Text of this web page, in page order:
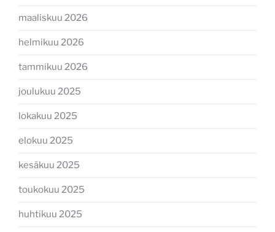
maaliskuu 2026
helmikuu 2026
tammikuu 2026
joulukuu 2025
lokakuu 2025
elokuu 2025
kesäkuu 2025
toukokuu 2025
huhtikuu 2025